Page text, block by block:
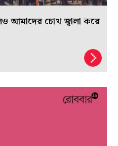
আমাদের চোখ জ্বালা করে